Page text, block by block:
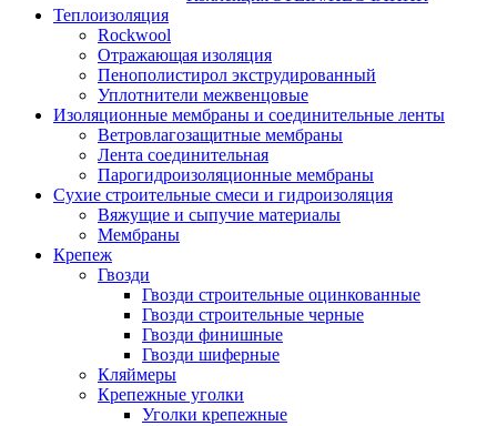
Теплоизоляция
Rockwool
Отражающая изоляция
Пенополистирол экструдированный
Уплотнители межвенцовые
Изоляционные мембраны и соединительные ленты
Ветровлагозащитные мембраны
Лента соединительная
Парогидроизоляционные мембраны
Сухие строительные смеси и гидроизоляция
Вяжущие и сыпучие материалы
Мембраны
Крепеж
Гвозди
Гвозди строительные оцинкованные
Гвозди строительные черные
Гвозди финишные
Гвозди шиферные
Кляймеры
Крепежные уголки
Уголки крепежные